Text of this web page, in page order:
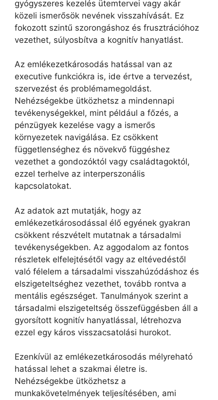
gyógyszeres kezelés ütemtervei vagy akár
közeli ismerősök nevének visszahívását. Ez
fokozott szintű szorongáshoz és frusztrációhoz
vezethet, súlyosbítva a kognitív hanyatlást.
Az emlékezetkárosodás hatással van az
executive funkciókra is, ide értve a tervezést,
szervezést és problémamegoldást.
Nehézségekbe ütközhetsz a mindennapi
tevékenységekkel, mint például a főzés, a
pénzügyek kezelése vagy a ismerős
környezetek navigálása. Ez csökkent
függetlenséghez és növekvő függéshez
vezethet a gondozóktól vagy családtagoktól,
ezzel terhelve az interperszonális
kapcsolatokat.
Az adatok azt mutatják, hogy az
emlékezetkárosodással élő egyének gyakran
csökkent részvételt mutatnak a társadalmi
tevékenységekben. Az aggodalom az fontos
részletek elfelejtésétől vagy az eltévedéstől
való félelem a társadalmi visszahúzódáshoz és
elszigeteltséghez vezethet, tovább rontva a
mentális egészséget. Tanulmányok szerint a
társadalmi elszigeteltség összefüggésben áll a
gyorsított kognitív hanyatlással, létrehozva
ezzel egy káros visszacsatolási hurokot.
Ezenkívül az emlékezetkárosodás mélyreható
hatással lehet a szakmai életre is.
Nehézségekbe ütközhetsz a
munkakövetelmények teljesítésében, ami